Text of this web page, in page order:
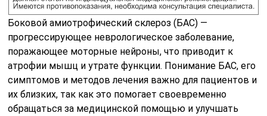
Боковой амиотрофический склероз (БАС) —
прогрессирующее неврологическое заболевание,
поражающее моторные нейроны, что приводит к
атрофии мышц и утрате функции. Понимание БАС, его
симптомов и методов лечения важно для пациентов и
их близких, так как это помогает своевременно
обращаться за медицинской помощью и улучшать